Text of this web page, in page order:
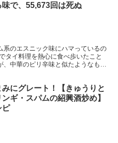
味で、55,673回は死ぬ
系のエスニック味にハマっているの
タイ料理を熱心に食べ歩いたこと
中華のピリ辛味と似たようなもの
みにグレート！【きゅうりと
ンギ・スパムの紹興酒炒め】
ピ